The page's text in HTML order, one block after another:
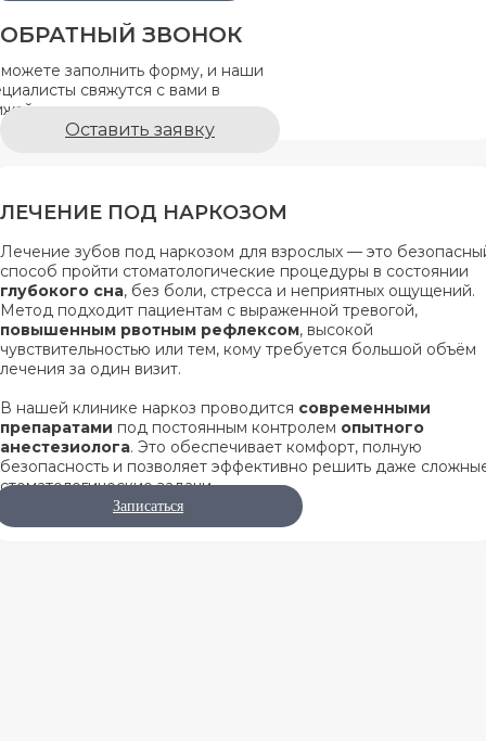
ОБРАТНЫЙ ЗВОНОК
заполнить форму, и наши
свяжутся с вами в
время.
Оставить заявку
ЛЕЧЕНИЕ ПОД НАРКОЗОМ
Лечение зубов под наркозом для взрослых — это
способ пройти стоматологические процедуры в состоянии
глубокого сна, без боли, стресса и неприятных ощущений.
Метод подходит пациентам с выраженной тревогой,
повышенным рвотным рефлексом, высокой
чувствительностью или тем, кому требуется большой объём
лечения за один визит.
В нашей клинике наркоз проводится современными
препаратами под постоянным контролем опытного
анестезиолога. Это обеспечивает комфорт, полную
безопасность и позволяет эффективно решить даже
стоматологические задачи.
Записаться